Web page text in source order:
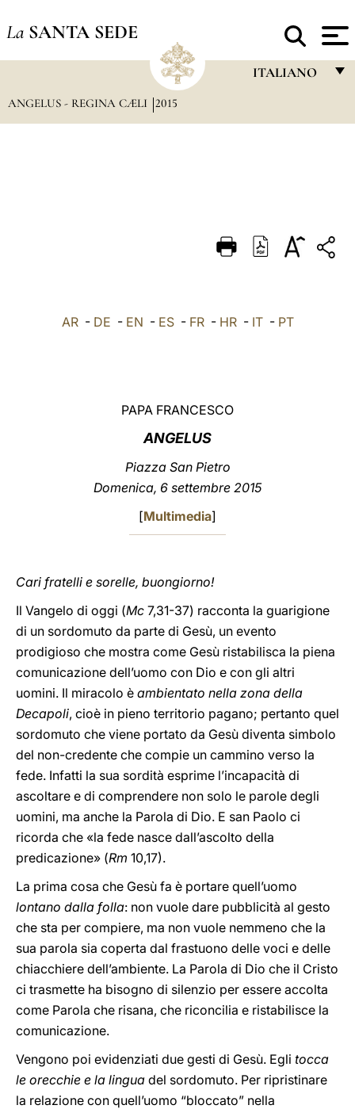
La SANTA SEDE
ITALIANO
DEUTSCH
العربيّة
ANGELUS - REGINA CÆLI 2015
AR- DE - EN - ES- FR- HR- IT- PT
PAPA FRANCESCO
ANGELUS
Piazza San Pietro
Domenica, 6 settembre 2015
[Multimedia]
Cari fratelli e sorelle, buongiorno!
Il Vangelo di oggi (Mc 7,31-37) racconta la guarigione
di un sordomuto da parte di Gesù, un evento
prodigioso che mostra come Gesù ristabilisca la piena
comunicazione dell’uomo con Dio e con gli altri
uomini. Il miracolo è ambientato nella zona della
Decapoli, cioè in pieno territorio pagano; pertanto quel
sordomuto che viene portato da Gesù diventa simbolo
del non-credente che compie un cammino verso la
fede. Infatti la sua sordità esprime l’incapacità di
ascoltare e di comprendere non solo le parole degli
uomini, ma anche la Parola di Dio. E san Paolo ci
ricorda che «la fede nasce dall’ascolto della
predicazione» (Rm 10,17).
La prima cosa che Gesù fa è portare quell’uomo
lontano dalla folla: non vuole dare pubblicità al gesto
che sta per compiere, ma non vuole nemmeno che la
sua parola sia coperta dal frastuono delle voci e delle
chiacchiere dell’ambiente. La Parola di Dio che il Cristo
ci trasmette ha bisogno di silenzio per essere accolta
come Parola che risana, che riconcilia e ristabilisce la
comunicazione.
Vengono poi evidenziati due gesti di Gesù. Egli tocca
le orecchie e la lingua del sordomuto. Per ripristinare
la relazione con quell’uomo “bloccato” nella